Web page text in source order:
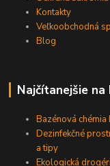
Kontakty
Veľkoobchodná
Blog
Najčítanejšie
Bazénová
Dezinfekčné
a tipy
Ekologická